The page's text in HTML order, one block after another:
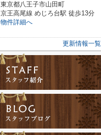
東京都八王子市山田町
京王高尾線 めじろ台駅 徒歩13分
物件詳細へ
更新情報一覧